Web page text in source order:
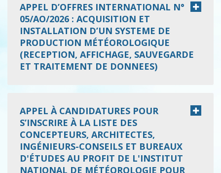
APPEL D’OFFRES INTERNATIONAL N°
05/AO/2026 : ACQUISITION ET
INSTALLATION D’UN SYSTEME DE
PRODUCTION MÉTÉOROLOGIQUE
(RECEPTION, AFFICHAGE, SAUVEGARDE
ET TRAITEMENT DE DONNEES)
APPEL À CANDIDATURES POUR
S’INSCRIRE À LA LISTE DES
CONCEPTEURS, ARCHITECTES,
INGÉNIEURS-CONSEILS ET BUREAUX
D'ÉTUDES AU PROFIT DE L'INSTITUT
NATIONAL DE MÉTÉOROLOGIE POUR